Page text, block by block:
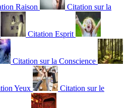
Raison Citation sur la
Citation Esprit
Citation sur la Conscience
Yeux Citation sur le